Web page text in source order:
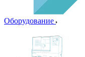
Оборудование